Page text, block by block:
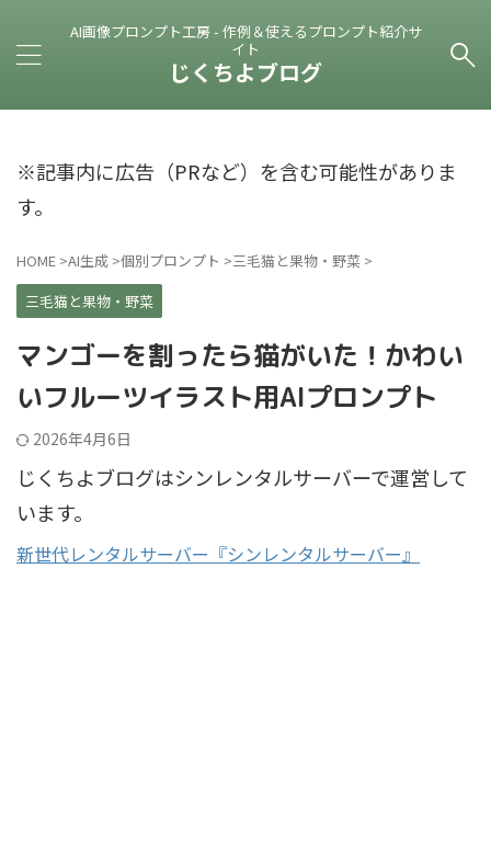
AI画像プロンプト工房 - 作例＆使えるプロンプト紹介サ
イト
じくちよブログ
※記事内に広告（PRなど）を含む可能性がありま
す。
HOME >AI生成 >個別プロンプト >三毛猫と果物・野菜 >
三毛猫と果物・野菜
マンゴーを割ったら猫がいた！かわい
いフルーツイラスト用AIプロンプト
2026年4月6日
じくちよブログはシンレンタルサーバーで運営して
います。
新世代レンタルサーバー『シンレンタルサーバー』